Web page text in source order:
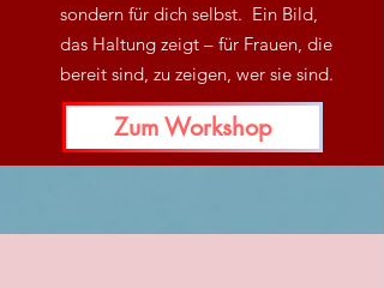
sondern für dich selbst. Ein Bild,
das Haltung zeigt – für Frauen, die
bereit sind, zu zeigen, wer sie sind.
Zum Workshop